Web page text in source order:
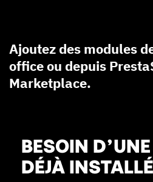
Ajoutez des modules
office ou depuis
Marketplace.
BESOIN
DÉJÀ